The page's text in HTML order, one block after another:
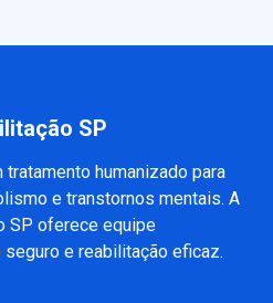
SP
humanizado para
e transtornos mentais. A
SP oferece equipe
e reabilitação eficaz.